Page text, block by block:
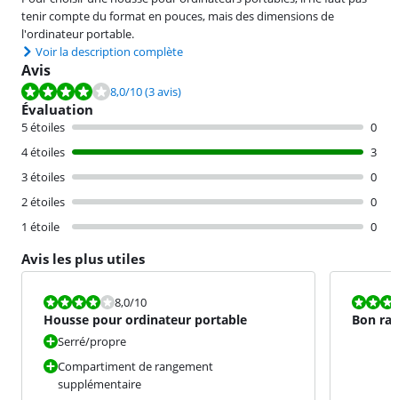
tenir compte du format en pouces, mais des dimensions de
l'ordinateur portable.
Voir la description complète
Avis
La note est de 8,0 sur 10, basée sur 3 avis.
8,0/10(3 avis)
Évaluation
5 étoiles
0
4 étoiles
3
3 étoiles
0
2 étoiles
0
1 étoile
0
Avis les plus utiles
La note est 8,0 sur 10.
8,0/10
Housse pour ordinateur portable
Serré/propre
Compartiment de rangement
supplémentaire
La note est
Bon